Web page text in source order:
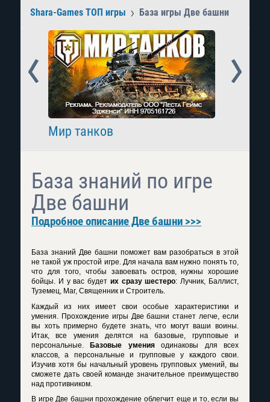
Shara-Games ТОП игры База игры Две башни
Мир танков
Prev
База знаний по игре
Две башни
Подробное описание Две башни >>>
База знаний Две башни поможет вам разобраться в этой
не такой уж простой игре. Для начала вам нужно понять то,
что для того, чтобы завоевать остров, нужны хорошие
бойцы. И у вас будет их сразу шестеро: Лучник, Баллист,
Туземец, Маг, Священник и Строитель.
Каждый из них имеет свои особые характеристики и
умения. Прохождение игры Две башни станет легче, если
вы хоть примерно будете знать, что могут ваши воины.
Итак, все умения делятся на базовые, групповые и
персональные.Базовые уменияодинаковы для всех
классов, а персональные и групповые у каждого свои.
Изучив хотя бы начальный уровень групповых умений, вы
сможете дать своей команде значительное преимущество
над противником.
В игре Две башни прохождение облегчит еще и то, если вы